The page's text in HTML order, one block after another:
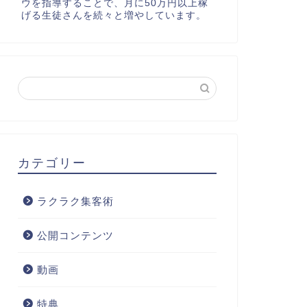
ウを指導することで、月に50万円以上稼
げる生徒さんを続々と増やしています。
カテゴリー
ラクラク集客術
公開コンテンツ
動画
特典